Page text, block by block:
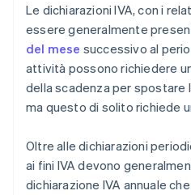
Le dichiarazioni IVA, con i
essere generalmente
del mese successivo al
attività possono richiedere
della scadenza per spostare
ma questo di solito richiede
Oltre alle dichiarazioni
ai fini IVA devono
dichiarazione IVA annuale